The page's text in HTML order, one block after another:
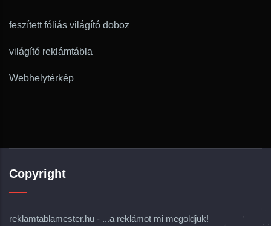
feszített fóliás világító doboz
világító reklámtábla
Webhelytérkép
Copyright
reklamtablamester.hu - ...a reklámot mi megoldjuk!